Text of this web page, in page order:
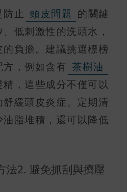
止 頭皮問題 的關鍵
低刺激性的洗頭水，
負擔。建議挑選標榜
，例如含有 茶樹油
，這些成分不僅可以
緩頭皮炎症。定期清
脂堆積，還可以降低
法2. 避免抓刮與擠壓